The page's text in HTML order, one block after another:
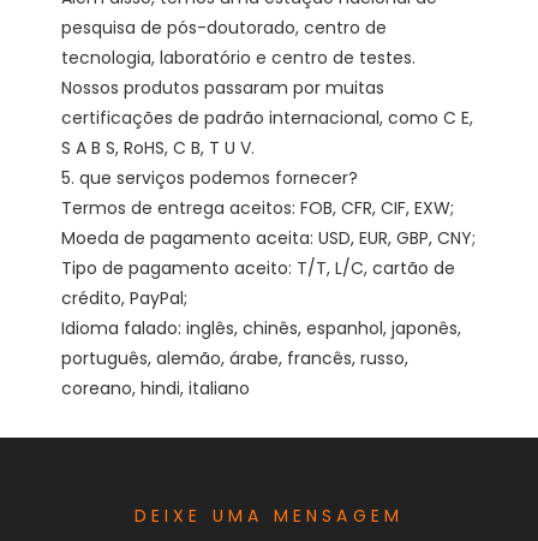
pesquisa de pós-doutorado, centro de
tecnologia, laboratório e centro de testes.
Nossos produtos passaram por muitas
certificações de padrão internacional, como C E,
S A B S, RoHS, C B, T U V.
5. que serviços podemos fornecer?
Termos de entrega aceitos: FOB, CFR, CIF, EXW;
Moeda de pagamento aceita: USD, EUR, GBP, CNY;
Tipo de pagamento aceito: T/T, L/C, cartão de
crédito, PayPal;
Idioma falado: inglês, chinês, espanhol, japonês,
português, alemão, árabe, francês, russo,
DEIXE UMA MENSAGEM